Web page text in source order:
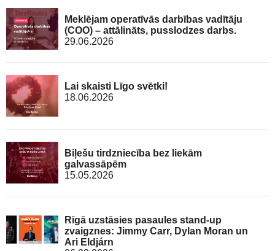
Meklējam operatīvās darbības vadītāju
(COO) – attālināts, pusslodzes darbs.
29.06.2026
Lai skaisti Līgo svētki!
18.06.2026
Biļešu tirdzniecība bez liekām
galvassāpēm
15.05.2026
Rīgā uzstāsies pasaules stand-up
zvaigznes: Jimmy Carr, Dylan Moran un
Ari Eldjárn